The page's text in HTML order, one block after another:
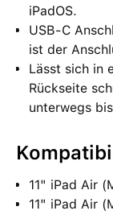
iPadOS.
USB‑C
ist der
Lässt sich in
Rückseite
unterwegs
11" iPad Air
11" iPad Air